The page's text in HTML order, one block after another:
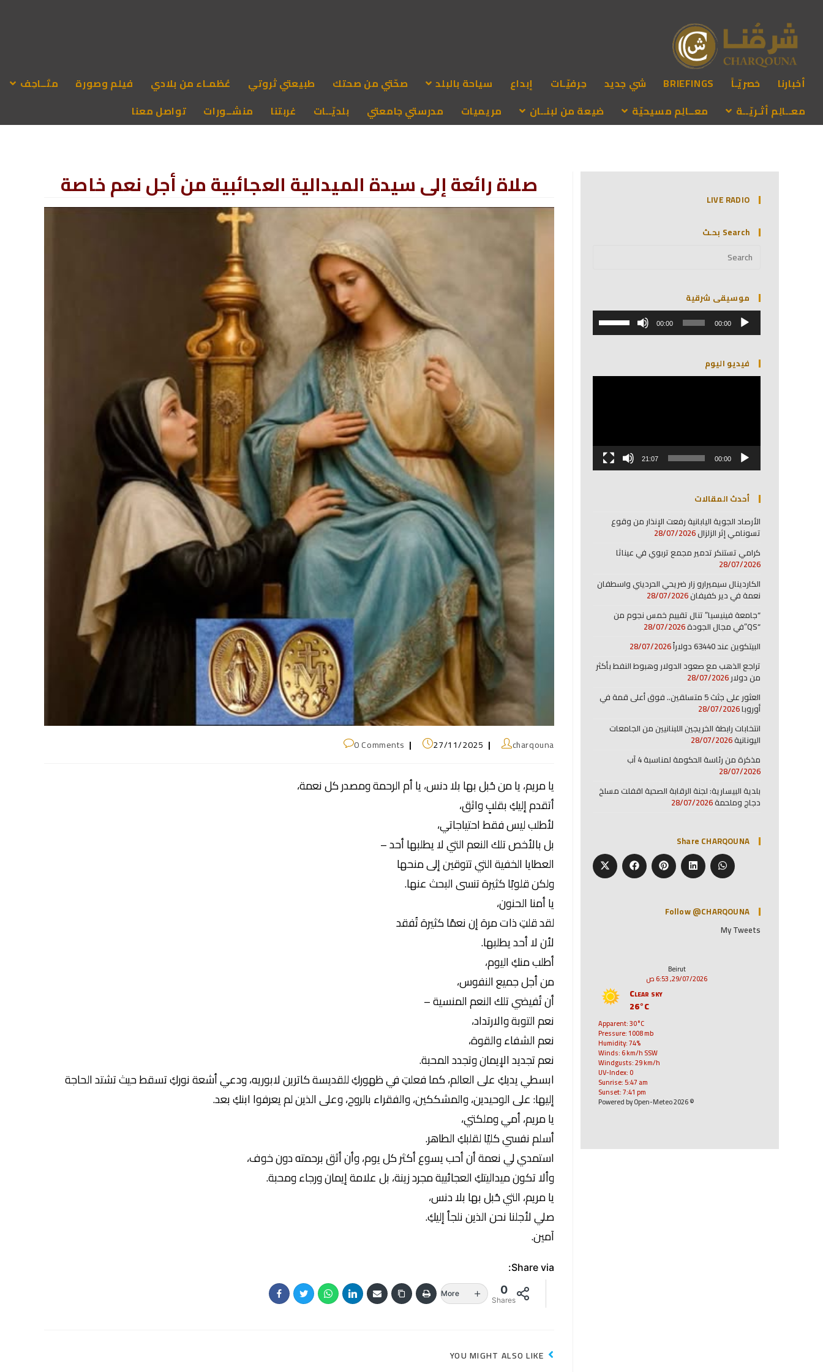
أخبارنا حَصريّـاً BRIEFINGS شي جديد حِرفيّـات إبداع سياحة بالبلد صحّتي من صحتك طبيعتي ثروتي عُظمـاء من بلادي فيلم وصورة
متَــاحِف
معــالِم أثـريّــة
معــالِم مسيحيّة ضيعة من لبنــان مريميات مدرستي جامعتي بلديّــات غربتنا منشــورات تواصل معنا
صلاة رائعة إلى سيدة الميدالية العجائبية من أجل نعم خاصة
charqouna
27/11/2025
0 Comments
يا مريم، يا من حُبل بها بلا دنس، يا أم الرحمة ومصدر كل نعمة،
أتقدم إليكِ بقلبٍ واثق،
لأطلب ليس فقط احتياجاتي،
بل بالأخص تلك النعم التي لا يطلبها أحد –
العطايا الخفية التي تتوقين إلى منحها
ولكن قلوبًا كثيرة تنسى البحث عنها.
يا أمنا الحنون،
لقد قلتِ ذات مرة إن نعمًا كثيرة تُفقد
لأن لا أحد يطلبها.
أطلب منكِ اليوم،
من أجل جميع النفوس،
أن تُفيضي تلك النعم المنسية –
نعم التوبة والارتداد،
نعم الشفاء والقوة،
نعم تجديد الإيمان وتجدد المحبة.
ابسطي يديكِ على العالم، كما فعلتِ في ظهوركِ للقديسة كاترين لابوريه، ودعي أشعة نوركِ تسقط حيث تشتد الحاجة
إليها: على الوحيدين، والمشككين، والفقراء بالروح، وعلى الذين لم يعرفوا ابنكِ بعد.
يا مريم، أمي وملكتي،
أسلم نفسي كليًا لقلبكِ الطاهر.
استمدي لي نعمة أن أحب يسوع أكثر كل يوم، وأن أثق برحمته دون خوف،
وألا تكون ميداليتكِ العجائبية مجرد زينة، بل علامة إيمان ورجاء ومحبة.
يا مريم، التي حُبل بها بلا دنس،
صلي لأجلنا نحن الذين نلجأ إليكِ.
آمين.
Share via:
0
Shares
More
YOU MIGHT ALSO LIKE
LIVE RADIO
Search بحـث
موسيقى شرقية
مشغل
الصوت 00:00
00:00
مفاتيح
لزيادة
فيديو اليوم
مشغل
00:00
21:07
أحدث المقالات
الأرصاد الجوية اليابانية رفعت الإنذار من وقوع
تسونامي إثر الزلزال28/07/2026
كرامي تستنكر تدمير مجمع تربوي في عيناثا
28/07/2026
الكاردينال سيميرارو زار ضريحي الحرديني واسطفان
نعمة في دير كفيفان28/07/2026
“جامعة فينيسيا” تنال تقييم خمس نجوم من
“QS”في مجال الجودة
28/07/2026
البيتكوين عند 63440 دولاراً
28/07/2026
تراجع الذهب مع صعود الدولار وهبوط النفط بأكثر
من دولار28/07/2026
العثور على جثث 5 متسلقين.. فوق أعلى قمة في
أوروبا28/07/2026
انتخابات رابطة الخريجين اللبنانيين من الجامعات
اليونانية28/07/2026
مذكرة من رئاسة الحكومة لمناسبة 4 آب
28/07/2026
بلدية البيسارية: لجنة الرقابة الصحية اقفلت مسلخ
دجاج وملحمة28/07/2026
Share CHARQOUNA
Follow @CHARQOUNA
My Tweets
Beirut
29/07/2026, 6:53 ص
Clear sky
26°C
Apparent: 30°C
Pressure: 1008 mb
Humidity: 74%
Winds: 6 km/h SSW
Windgusts: 29 km/h
UV-Index: 0
Sunrise: 5:47 am
Sunset: 7:41 pm
© 2026 Powered by Open-Meteo